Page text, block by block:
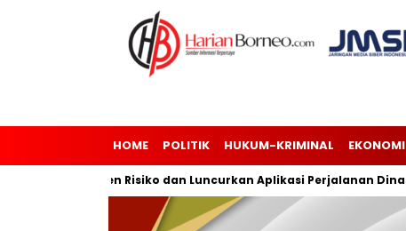
HOME POLITIK HUKUM-KRIMINAL EKONOMI
Manajemen Risiko dan Luncurkan Aplikasi Perjalanan Dinas